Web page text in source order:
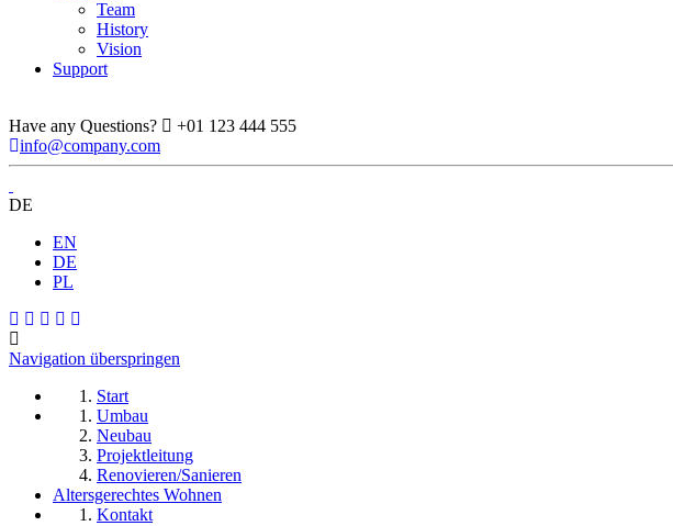
Team
History
Vision
Support
Have any Questions?
+01 123 444 555
info@company.com
DE
EN
DE
PL
Navigation überspringen
Start
Umbau
Neubau
Projektleitung
Renovieren/Sanieren
Altersgerechtes Wohnen
Kontakt